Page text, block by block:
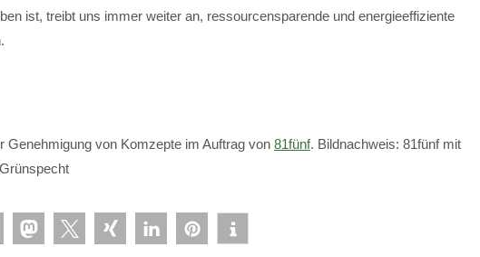
ist, treibt uns immer weiter an, ressourcensparende und energieeffiziente
Genehmigung von Komzepte im Auftrag von 81fünf. Bildnachweis: 81fünf mit